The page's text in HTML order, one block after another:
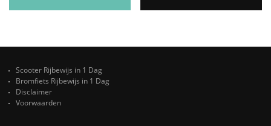
Scooter Rijbewijs in 1 Dag
Bromfiets Rijbewijs in 1 Dag
Disclaimer
Voorwaarden